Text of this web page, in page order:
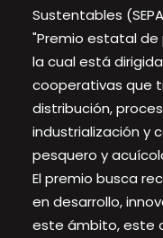
Sustentables
"Premio estatal de
la cual está
cooperativas que
distribución,
industrialización y
pesquero y
El premio busca
en desarrollo,
este ámbito, este